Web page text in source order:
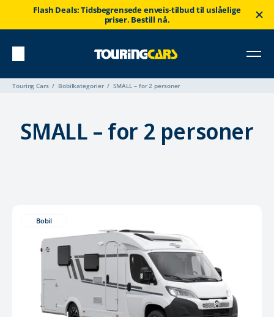
Flash Deals: Tidsbegrensede enveis-tilbud til uslåelige
priser. Bestill nå.
Touring Cars Bobilkategorier SMALL – for 2 personer
SMALL – for 2 personer
Bobil